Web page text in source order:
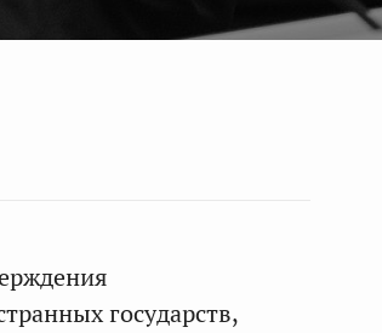
государств,